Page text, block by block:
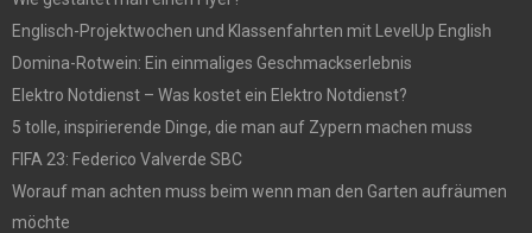
Englisch-Projektwochen und Klassenfahrten mit LevelUp English
Domina-Rotwein: Ein einmaliges Geschmackserlebnis
Elektro Notdienst – Was kostet ein Elektro Notdienst?
5 tolle, inspirierende Dinge, die man auf Zypern machen muss
FIFA 23: Federico Valverde SBC
Worauf man achten muss beim wenn man den Garten aufräumen
möchte